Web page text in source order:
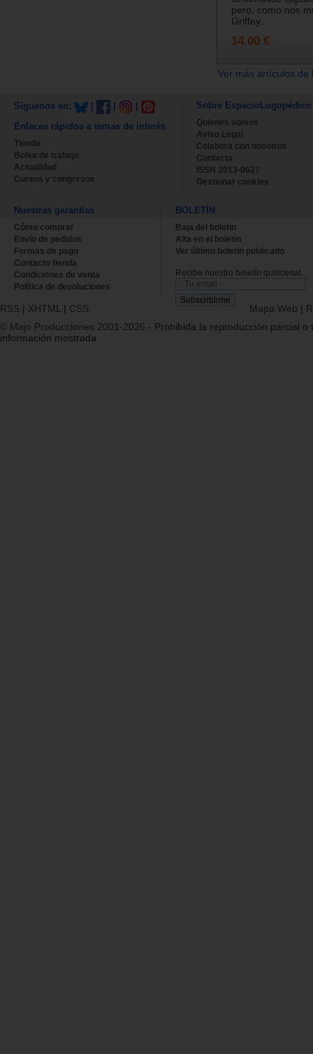
pero, como nos
Griffey...
14.00 €
Ver más artículos
Síguenos en:
Enlaces rápidos a temas de interés
Tienda
Bolsa de trabajo
Actualidad
Cursos y congresos
Sobre EspacioLogopédico
Quienes somos
Aviso Legal
Colabora con nosotros
Contacta
ISSN 2013-0627
Gestionar cookies
Nuestras garantías
Cómo comprar
Envío de pedidos
Formas de pago
Contacto tienda
Condiciones de venta
Política de devoluciones
BOLETÍN
Baja del boletin
Alta en el boletin
Ver último boletin publicado
Recibe nuestro boletín quincenal.
RSS | XHTML | CSS Mapa Web |
© Majo Producciones 2001-2026 - Prohibida la reproducción parcial o
información mostrada